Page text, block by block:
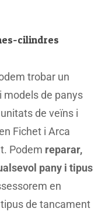
cilindres
trobar un
models de panys
de veïns i
Fichet i Arca
Podem reparar,
pany i tipus
en
de tancament